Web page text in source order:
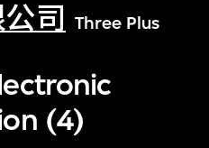
司
Three Plus
(4)